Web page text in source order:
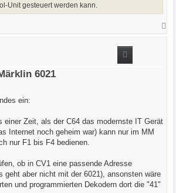
Unit gesteuert werden kann.
6021
ein:
einer Zeit, als der C64 das modernste IT Gerät
Internet noch geheim war) kann nur im MM
nur F1 bis F4 bedienen.
ob in CV1 eine passende Adresse
geht aber nicht mit der 6021), ansonsten wäre
und programmierten Dekodern dort die "41"